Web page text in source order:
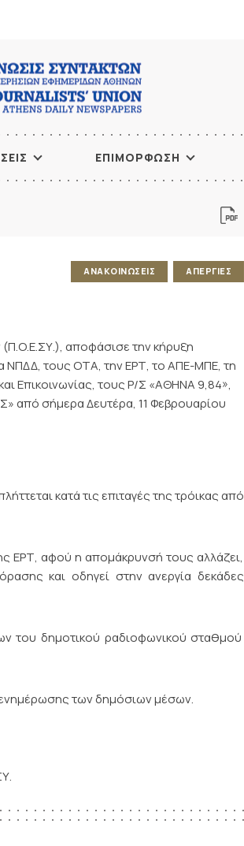
ΕΠΙΜΟΡΦΩΣΗ
ΑΝΑΚΟΙΝΩΣΕΙΣ ΑΠΕΡΓΙΕΣ
αποφάσισε την κήρυξη
ΝΠΔΔ, τους ΟΤΑ, την ΕΡΤ, το ΑΠΕ-ΜΠΕ, τη
Επικοινωνίας, τους Ρ/Σ «ΑΘΗΝΑ 9,84»,
από σήμερα Δευτέρα, 11 Φεβρουαρίου
κατά τις επιταγές της τρόικας από
ΕΡΤ, αφού η απομάκρυνσή τους αλλάζει,
και οδηγεί στην ανεργία δεκάδες
του δημοτικού ραδιοφωνικού σταθμού
των δημόσιων μέσων.